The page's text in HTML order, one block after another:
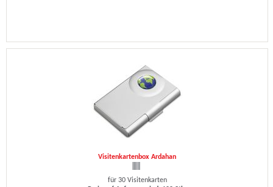
Visitenkartenbox Ardahan
für 30 Visitenkarten